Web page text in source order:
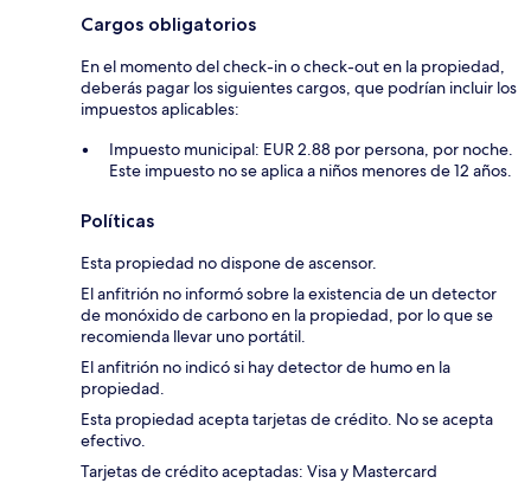
Cargos obligatorios
En el momento del check-in o check-out en la propiedad,
deberás pagar los siguientes cargos, que podrían incluir los
impuestos aplicables:
Impuesto municipal: EUR 2.88 por persona, por noche.
Este impuesto no se aplica a niños menores de 12 años.
Políticas
Esta propiedad no dispone de ascensor.
El anfitrión no informó sobre la existencia de un detector
de monóxido de carbono en la propiedad, por lo que se
recomienda llevar uno portátil.
El anfitrión no indicó si hay detector de humo en la
propiedad.
Esta propiedad acepta tarjetas de crédito. No se acepta
efectivo.
Tarjetas de crédito aceptadas: Visa y Mastercard